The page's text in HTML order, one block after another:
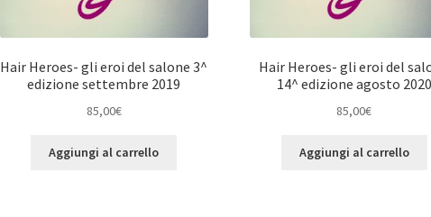
Hair Heroes- gli eroi del salone 3^
edizione settembre 2019
85,00€
Aggiungi al carrello
Hair Heroes- gli eroi del
14^ edizione agosto 2020
85,00€
Aggiungi al carrello